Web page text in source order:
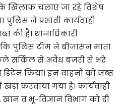
खिलाफ चलाए जा रहे विशेष
ने प्रभावी कार्यवाही
की है। थानाधिकारी
पुलिस टीम ने बीजासन माता
सर्किल से अवैध बजरी से भरे
डिटेन किया। इन वाहनों को जब्त
करवाया गया है। कार्यवाही
खान व भू-विज्ञान विभाग को दी